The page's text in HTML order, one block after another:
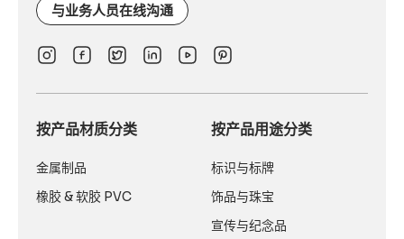
与业务人员在线沟通
按产品材质分类
金属制品
橡胶 & 软胶 PVC
按产品用途分类
标识与标牌
饰品与珠宝
宣传与纪念品